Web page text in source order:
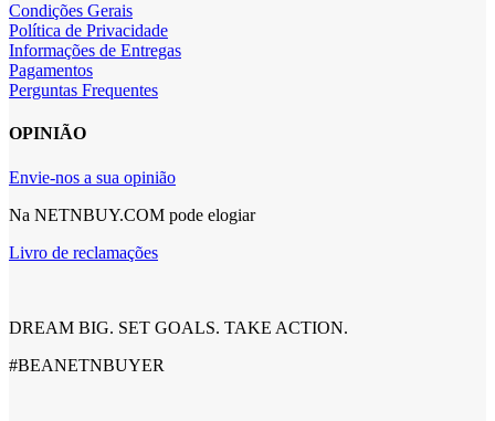
Condições Gerais
Política de Privacidade
Informações de Entregas
Pagamentos
Perguntas Frequentes
OPINIÃO
Envie-nos a sua opinião
Na NETNBUY.COM pode elogiar
Livro de reclamações
DREAM BIG. SET GOALS. TAKE ACTION.
#BEANETNBUYER